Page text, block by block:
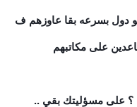
دول بسرعه بقا عاوزهم ف
على مكاتبهم
؟ على مسؤليتك بقي ..